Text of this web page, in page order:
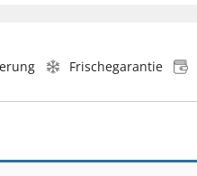
Frischegarantie